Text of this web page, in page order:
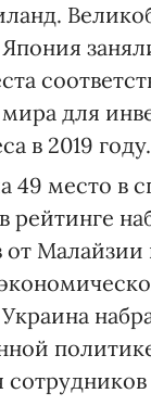
для
в 2019 году.
49 место в
рейтинге
от Малайзии